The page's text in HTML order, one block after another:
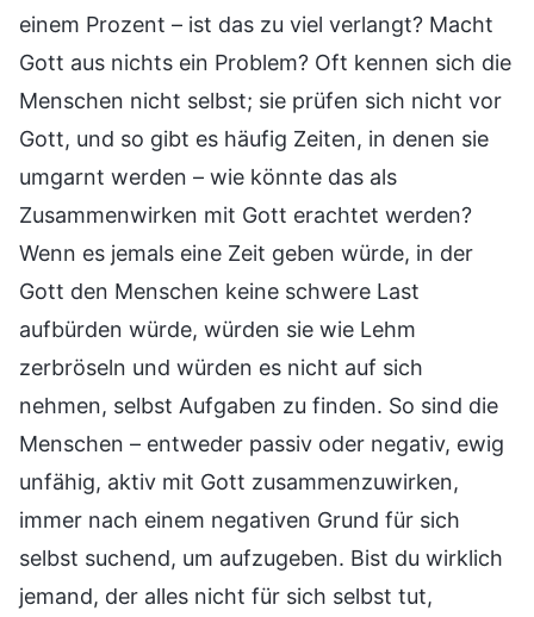
einem Prozent – ist das zu viel verlangt? Macht
Gott aus nichts ein Problem? Oft kennen sich die
Menschen nicht selbst; sie prüfen sich nicht vor
Gott, und so gibt es häufig Zeiten, in denen sie
umgarnt werden – wie könnte das als
Zusammenwirken mit Gott erachtet werden?
Wenn es jemals eine Zeit geben würde, in der
Gott den Menschen keine schwere Last
aufbürden würde, würden sie wie Lehm
zerbröseln und würden es nicht auf sich
nehmen, selbst Aufgaben zu finden. So sind die
Menschen – entweder passiv oder negativ, ewig
unfähig, aktiv mit Gott zusammenzuwirken,
immer nach einem negativen Grund für sich
selbst suchend, um aufzugeben. Bist du wirklich
jemand, der alles nicht für sich selbst tut,